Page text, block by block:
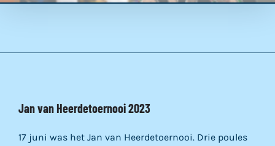
Jan van Heerdetoernooi 2023
17 juni was het Jan van Heerdetoernooi. Drie poules